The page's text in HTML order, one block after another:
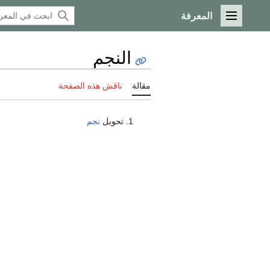
القائمة الرئيسية
المعرفة
النجم
مقالة ناقش هذه الصفحة
تحويل نجم